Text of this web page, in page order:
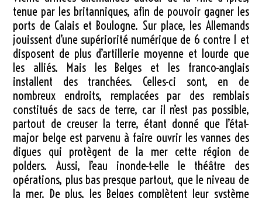
tenue par les britanniques, afin de pouvoir gagner les
ports de Calais et Boulogne. Sur place, les Allemands
jouissent d’une supériorité numérique de 6 contre 1 et
disposent de plus d’artillerie moyenne et lourde que
les alliés. Mais les Belges et les franco-anglais
installent des tranchées. Celles-ci sont, en de
nombreux endroits, remplacées par des remblais
constitués de sacs de terre, car il n’est pas possible,
partout de creuser la terre, étant donné que l’état-
major belge est parvenu à faire ouvrir les vannes des
digues qui protègent de la mer cette région de
polders. Aussi, l’eau inonde-t-elle le théâtre des
opérations, plus bas presque partout, que le niveau de
la mer. De plus, les Belges complètent leur système